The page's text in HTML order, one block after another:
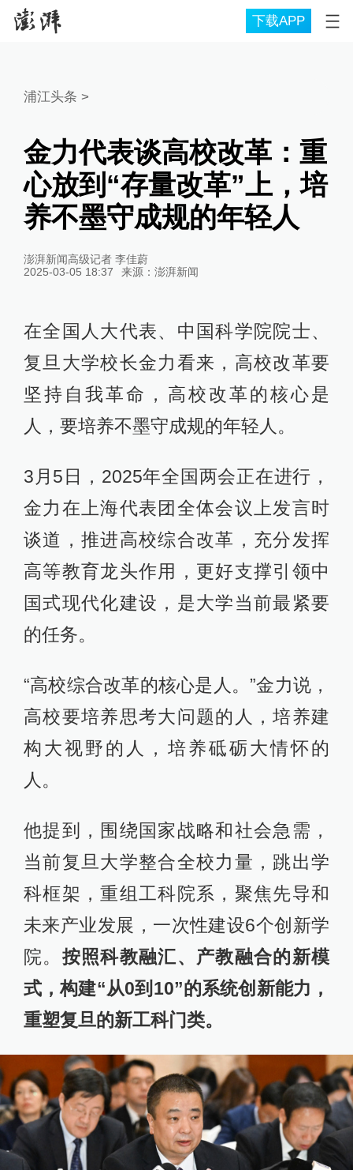
下载APP
浦江头条 >
金力代表谈高校改革：重
心放到“存量改革”上，培
养不墨守成规的年轻人
澎湃新闻高级记者 李佳蔚
2025-03-05 18:37
来源： 澎湃新闻
在全国人大代表、中国科学院院士、
复旦大学校长金力看来，高校改革要
坚持自我革命，高校改革的核心是
人，要培养不墨守成规的年轻人。
3月5日，2025年全国两会正在进行，
金力在上海代表团全体会议上发言时
谈道，推进高校综合改革，充分发挥
高等教育龙头作用，更好支撑引领中
国式现代化建设，是大学当前最紧要
的任务。
“高校综合改革的核心是人。”金力说，
高校要培养思考大问题的人，培养建
构大视野的人，培养砥砺大情怀的
人。
他提到，围绕国家战略和社会急需，
当前复旦大学整合全校力量，跳出学
科框架，重组工科院系，聚焦先导和
未来产业发展，一次性建设6个创新学
院。 按照科教融汇、产教融合的新模
式，构建“从0到10”的系统创新能力，
重塑复旦的新工科门类。